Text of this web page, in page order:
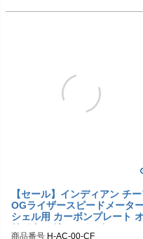
H-AC-69-PL：紫
【セール】インディアン チ
OGライザースピードメータ
シェル用 カーボンプレート オ
リジナルガレージモト
商品番号 H-AC-00-CF